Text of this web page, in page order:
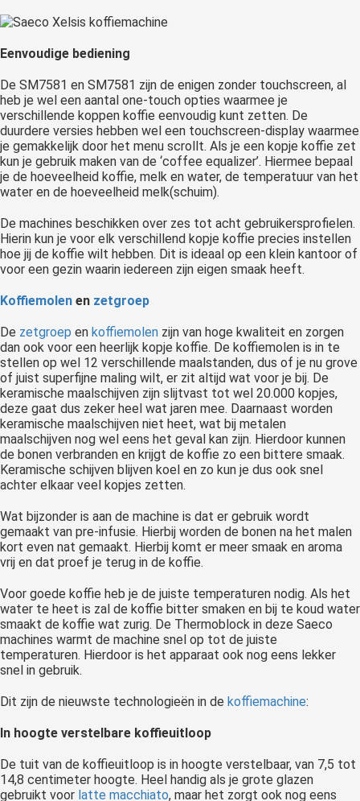
Eenvoudige bediening
De SM7581 en SM7581 zijn de enigen zonder touchscreen, al
heb je wel een aantal one-touch opties waarmee je
verschillende koppen koffie eenvoudig kunt zetten. De
duurdere versies hebben wel een touchscreen-display waarmee
je gemakkelijk door het menu scrollt. Als je een kopje koffie zet
kun je gebruik maken van de ‘coffee equalizer’. Hiermee bepaal
je de hoeveelheid koffie, melk en water, de temperatuur van het
water en de hoeveelheid melk(schuim).
De machines beschikken over zes tot acht gebruikersprofielen.
Hierin kun je voor elk verschillend kopje koffie precies instellen
hoe jij de koffie wilt hebben. Dit is ideaal op een klein kantoor of
voor een gezin waarin iedereen zijn eigen smaak heeft.
Koffiemolen en zetgroep
De zetgroep en koffiemolen zijn van hoge kwaliteit en zorgen
dan ook voor een heerlijk kopje koffie. De koffiemolen is in te
stellen op wel 12 verschillende maalstanden, dus of je nu grove
of juist superfijne maling wilt, er zit altijd wat voor je bij. De
keramische maalschijven zijn slijtvast tot wel 20.000 kopjes,
deze gaat dus zeker heel wat jaren mee. Daarnaast worden
keramische maalschijven niet heet, wat bij metalen
maalschijven nog wel eens het geval kan zijn. Hierdoor kunnen
de bonen verbranden en krijgt de koffie zo een bittere smaak.
Keramische schijven blijven koel en zo kun je dus ook snel
achter elkaar veel kopjes zetten.
Wat bijzonder is aan de machine is dat er gebruik wordt
gemaakt van pre-infusie. Hierbij worden de bonen na het malen
kort even nat gemaakt. Hierbij komt er meer smaak en aroma
vrij en dat proef je terug in de koffie.
Voor goede koffie heb je de juiste temperaturen nodig. Als het
water te heet is zal de koffie bitter smaken en bij te koud water
smaakt de koffie wat zurig. De Thermoblock in deze Saeco
machines warmt de machine snel op tot de juiste
temperaturen. Hierdoor is het apparaat ook nog eens lekker
snel in gebruik.
Dit zijn de nieuwste technologieën in de koffiemachine:
In hoogte verstelbare koffieuitloop
De tuit van de koffieuitloop is in hoogte verstelbaar, van 7,5 tot
14,8 centimeter hoogte. Heel handig als je grote glazen
gebruikt voor latte macchiato, maar het zorgt ook nog eens